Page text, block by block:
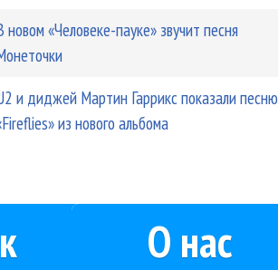
новом «Человеке-пауке» звучит песня
и диджей Мартин Гаррикс показали песню
из нового альбома
О нас